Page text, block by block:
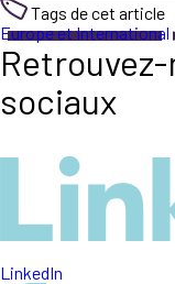
Tags de cet article
Europe et International
sociaux
LinkedIn